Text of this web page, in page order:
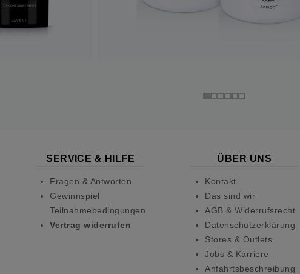
SERVICE & HILFE
Fragen & Antworten
Gewinnspiel
Teilnahmebedingungen
Vertrag widerrufen
ÜBER UNS
Kontakt
Das sind wir
AGB & Widerrufsrecht
Datenschutzerklärung
Stores & Outlets
Jobs & Karriere
Anfahrtsbeschreibung